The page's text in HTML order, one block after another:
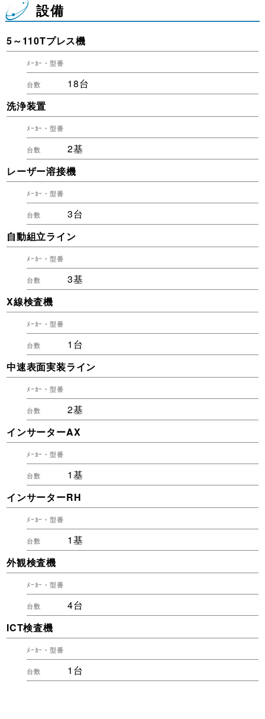
設備
5～110Tプレス機
18台
洗浄装置
2基
レーザー溶接機
3台
自動組立ライン
3基
X線検査機
1台
中速表面実装ライン
2基
インサーターAX
1基
インサーターRH
1基
外観検査機
4台
ICT検査機
1台